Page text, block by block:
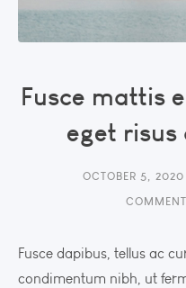
Fusce mattis
eget
OCTOBER 5, 2020
Fusce dapibus, tellus ac
condimentum nibh, ut